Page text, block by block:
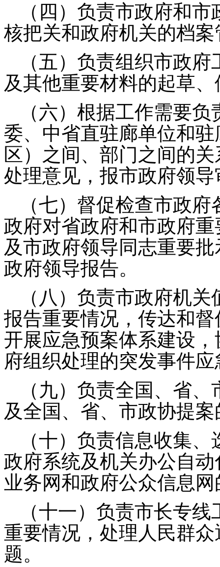
（四）负责市政府和
核把关和政府机关的档
（五）负责组织市政
及其他重要材料的起草
（六）根据工作需要
委、中省直驻廊单位和
区）之间、部门之间的
处理意见，报市政府领导
（七）督促检查市政
政府对省政府和市政府
及市政府领导同志重要
政府领导报告。
（八）负责市政府机
报告重要情况，传达和
开展应急预案体系建设
府组织处理的突发事件
（九）负责全国、省
及全国、省、市政协提
（十）负责信息收集
政府系统及机关办公自
业务网和政府公众信息
（十一）负责市长专
重要情况，处理人民群
题。